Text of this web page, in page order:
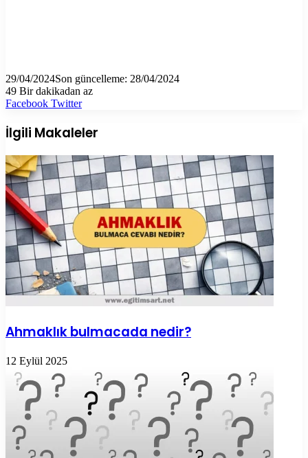
29/04/2024Son güncelleme: 28/04/2024
49 Bir dakikadan az
Facebook TwitterLinkedIn
Tumblr
Pinterest
Reddit
VKontakte
E-
ile
paylaş
Yazdır
İlgili Makaleler
Ahmaklık bulmacada nedir?
12 Eylül 2025